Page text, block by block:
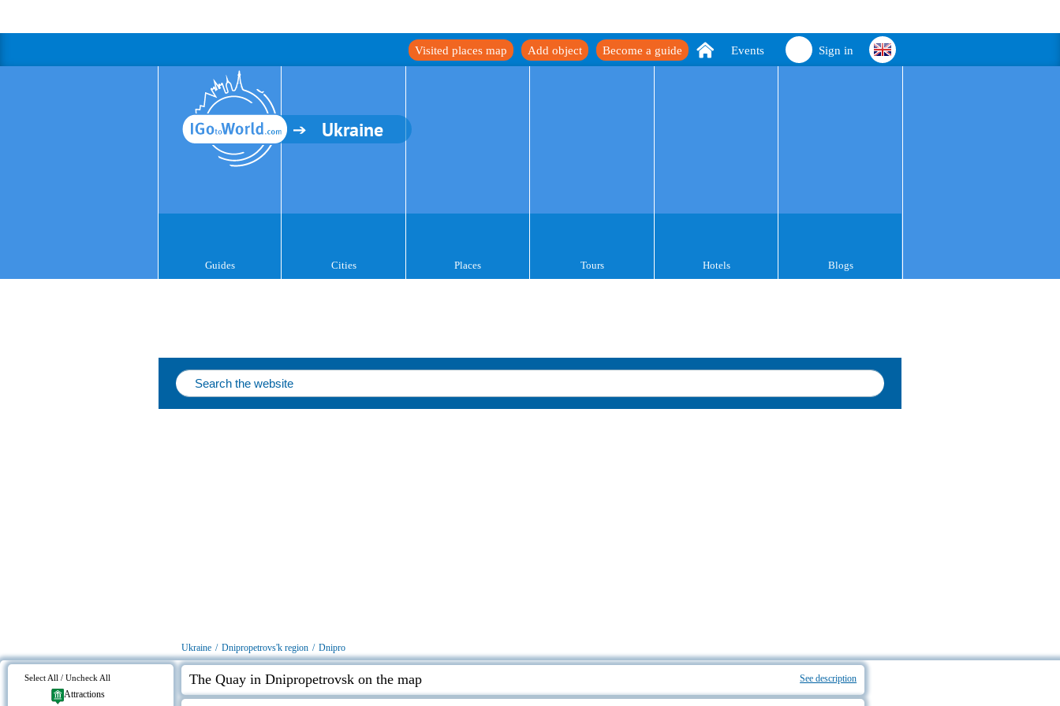
Sign in
Events
Become a guide
Add object
Visited places map
Ukraine
Guides Cities Places Tours Hotels Blogs
Ukraine / Dnipropetrovs'k region / Dnipro
Select All / Uncheck All
Attractions
See description
The Quay in Dnipropetrovsk on the map